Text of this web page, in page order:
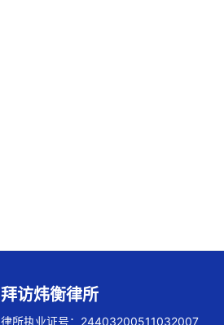
拜访炜衡律所
律所执业证号：24403200511032007